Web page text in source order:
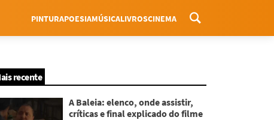
Menu
PINTURAPOESIAMÚSICALIVROSCINEMA
recente
A Baleia: elenco, onde assistir,
críticas e final explicado do filme